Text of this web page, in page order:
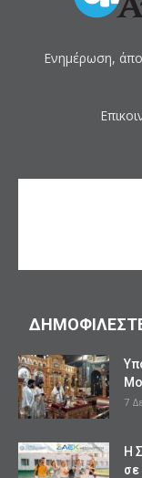
Ενημέρωση,
7
Η
σε